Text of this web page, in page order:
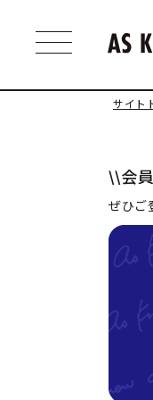
サイト
\\会
ぜひご